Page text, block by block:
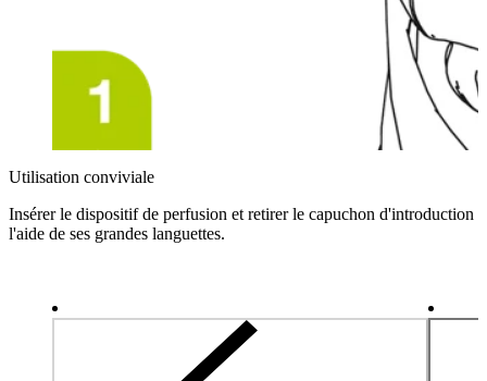
Utilisation conviviale
Insérer le dispositif de perfusion et retirer le capuchon d'introduction à
l'aide de ses grandes languettes.